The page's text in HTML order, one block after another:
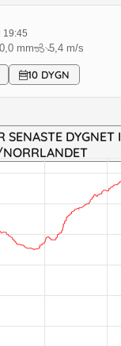
19:45
0,0 mm ↓5,4 m/s
10 DYGN
SENASTE DYGNET I
NORRLANDET